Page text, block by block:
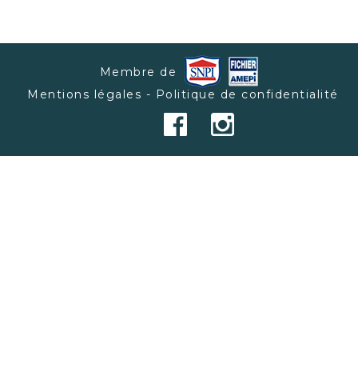
Membre de
Mentions légales - Politique de confidentialité